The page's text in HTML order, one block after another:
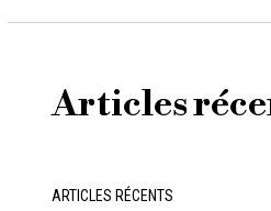
Articles
ARTICLES RÉCENTS